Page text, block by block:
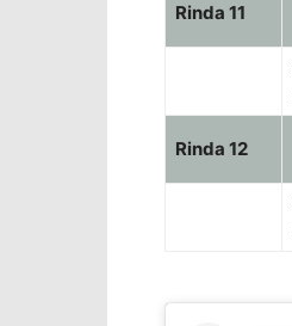
Rinda 11
Rinda 12